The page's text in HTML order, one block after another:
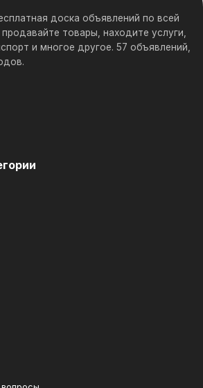
доска объявлений по всей
товары, находите услуги,
и многое другое. 57 объявлений,